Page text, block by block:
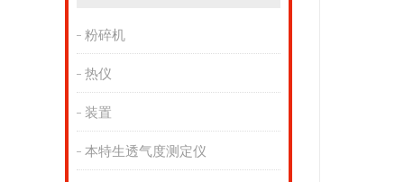
粉碎机
热仪
装置
本特生透气度测定仪